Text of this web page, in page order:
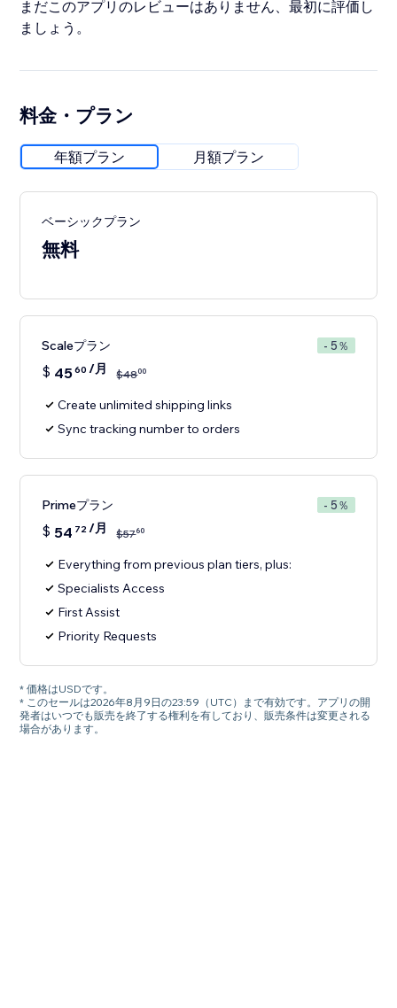
まだこのアプリのレビューはありません、最初に評価し
ましょう。
料金・プラン
年額プラン 月額プラン
ベーシックプラン
無料
Scaleプラン - 5％
$ 4560 /月 $4800
Create unlimited shipping links
Sync tracking number to orders
Primeプラン - 5％
$ 54 72/月 $5760
Everything from previous plan tiers, plus:
Specialists Access
First Assist
Priority Requests
* 価格はUSDです。
* このセールは2026年8月9日の23:59（UTC）まで有効です。アプリの開
発者はいつでも販売を終了する権利を有しており、販売条件は変更される
場合があります。